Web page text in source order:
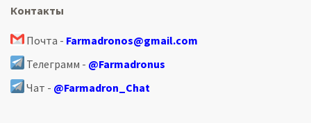
Контакты
Почта - Farmadronos@gmail.com
Телеграмм - @Farmadronus
Чат - @Farmadron_Chat